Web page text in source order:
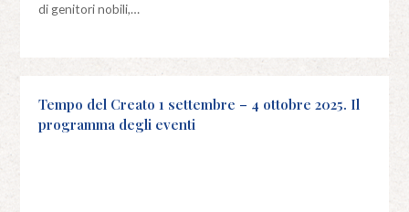
di genitori nobili,…
Tempo del Creato 1 settembre – 4 ottobre 2025. Il
programma degli eventi